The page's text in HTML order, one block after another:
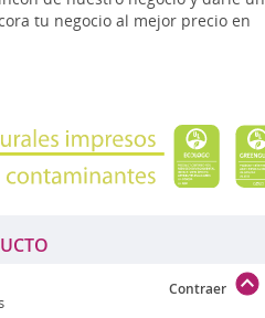
tu negocio al mejor precio en
Contraer